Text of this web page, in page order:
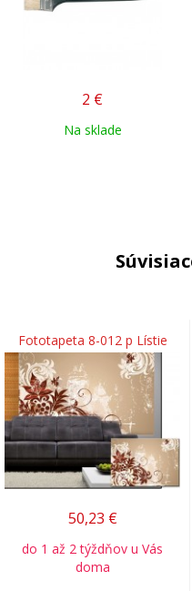
2 €
Na sklade
Fototapeta 8-012 p Lístie
50,23 €
do 1 až 2 týždňov u Vás
doma